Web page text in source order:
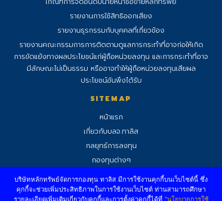
รายงานการใช้สิทธิออกเสียง
รายงานธุรกรรมกับบุคคลที่เกี่ยวข้อง
รายงานคณะกรรมการการติดตามดูแลการกระทําที่อาจก่อให้เกิด
การขัดแย้งทางผลประโยชน์แก่ผู้ถือหน่วยลงทุน และการกระทําที่อาจ
มีลักษณะไม่เป็นธรรม หรืออาจทําให้ผู้ถือหน่วยลงทุนเสียผล
ประโยชน์อันพึงได้รับ
SITEMAP
หน้าแรก
เกี่ยวกับบลจ.ทาลิส
กลยุทธ์การลงทุน
กองทุนต่างๆ
อัพเดทข่าวสาร
บริษัทหลักทรัพย์จัดการกองทุน ทาลิส มีการใช้งานคุกกี้บนเว็บไซต์นี้ ซึ่ง
คุกกี้จะช่วยเพิ่มประสิทธิภาพในการใช้งานเว็บไซต์ ท่านสามารถศึกษา
รายละเอียดเพิ่มเติมเกี่ยวกับคุกกี้และการตั้งค่าคุกกี้ได้ที่ "นโยบายการใช้